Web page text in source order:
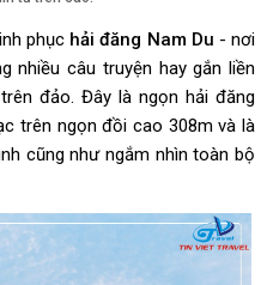
phục hải đăng Nam Du - nơi
nhiều câu truyện hay gắn liền
đảo. Đây là ngọn hải đăng
trên ngọn đồi cao 308m và là
cũng như ngắm nhìn toàn bộ